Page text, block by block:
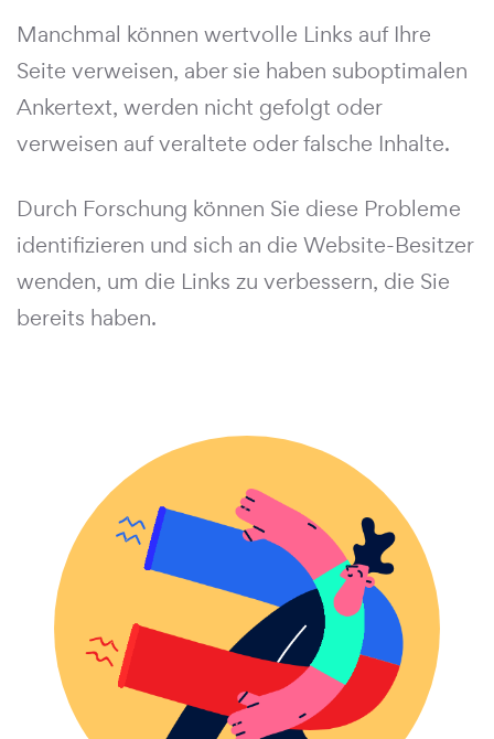
Manchmal können wertvolle Links auf Ihre
Seite verweisen, aber sie haben suboptimalen
Ankertext, werden nicht gefolgt oder
verweisen auf veraltete oder falsche Inhalte.
Durch Forschung können Sie diese Probleme
identifizieren und sich an die Website-Besitzer
wenden, um die Links zu verbessern, die Sie
bereits haben.